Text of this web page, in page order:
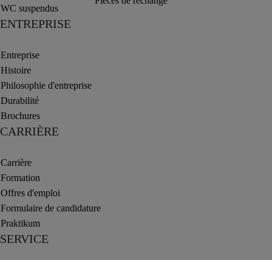
WC suspendus
ENTREPRISE
Entreprise
Histoire
Philosophie d'entreprise
Durabilité
Brochures
CARRIÈRE
Carrière
Formation
Offres d'emploi
Formulaire de candidature
Praktikum
SERVICE